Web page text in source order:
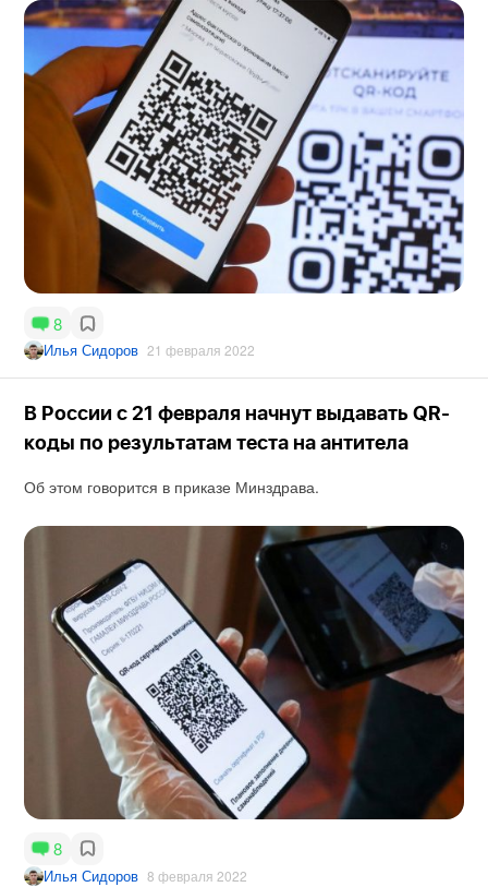
8
Илья Сидоров 21 февраля 2022
В России с 21 февраля начнут выдавать QR-
коды по результатам теста на антитела
Об этом говорится в приказе Минздрава.
8
Илья Сидоров 8 февраля 2022